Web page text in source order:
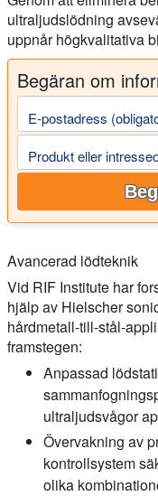
ultraljudslödning
uppnår högkvalitativa
Begäran om
E-postadress
Produkt eller
Avancerad lödteknik
Vid RIF Institute har
hjälp av Hielscher
hårdmetall-till-stål-
framstegen:
Anpassad
ultraljudsvågor
Övervakning av
kontrollsystem
olika